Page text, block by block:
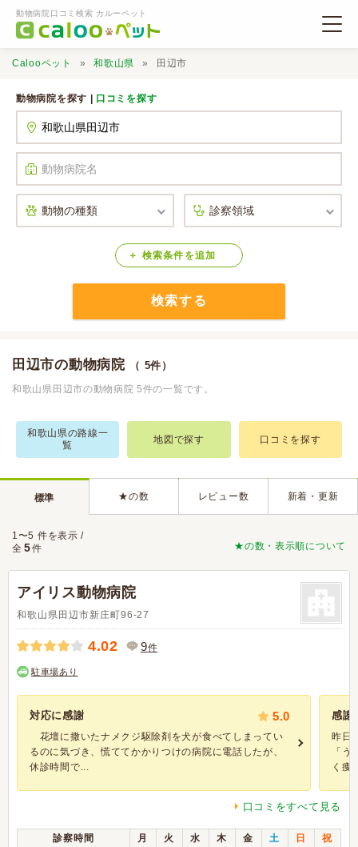
動物病院口コミ検索 カルーペット
口コミ検索
Calooペットとは？
Calooペット 和歌山県 田辺市
動物病院を探す | 口コミを探す
検索条件 を追加
検索する
田辺市の動物病院 （ 5件）
和歌山県田辺市の動物病院 5件の一覧です。
和歌山県の路線一
覧
地図で探す 口コミを探す
標準 ★の数 レビュー数 新着・更新
★の数・表示順について
1〜5 件を表示 /
全 5件
アイリス動物病院
和歌山県田辺市新庄町96-27
4.02 9件
駐車場あり
対応に感謝 5.0
花壇に撒いたナメクジ駆除剤を犬が食べてしまってい
るのに気づき、慌ててかかりつけの病院に電話したが、
休診時間で...
感謝
昨日
「
く痩
口コミをすべて見る
診察時間 月 火 水 木 金 土 日
祝